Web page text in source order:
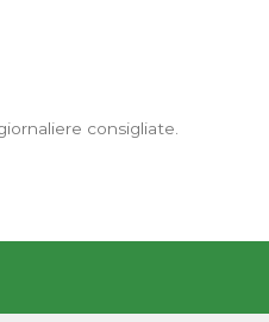
consigliate.